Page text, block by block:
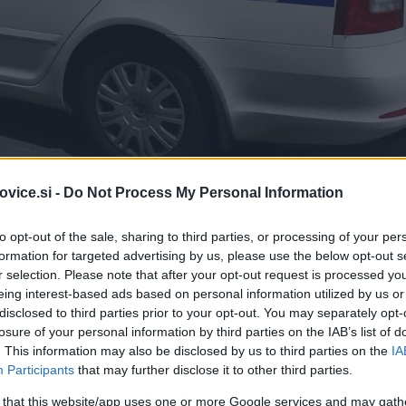
- Do Not Process My Personal Information
opt-out of the sale, sharing to third parties, or processing of your
for targeted advertising by us, please use the below opt-out
selection. Please note that after your opt-out request is processed
interest-based ads based on personal information utilized by us
to third parties prior to your opt-out. You may separately
of your personal information by third parties on the IAB’s list of
This information may also be disclosed by us to third parties on the
Participants that may further disclose it to other third parties.
that this website/app uses one or more Google services and may
Simbolična fotografija|
5s področja mejnih zadev in tujcev,42 s področja
in miru.